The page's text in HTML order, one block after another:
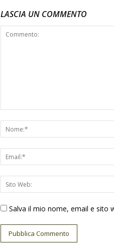
LASCIA UN COMMENTO
Salva il mio nome, email e sito